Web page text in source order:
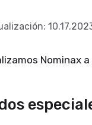
:
Nominax